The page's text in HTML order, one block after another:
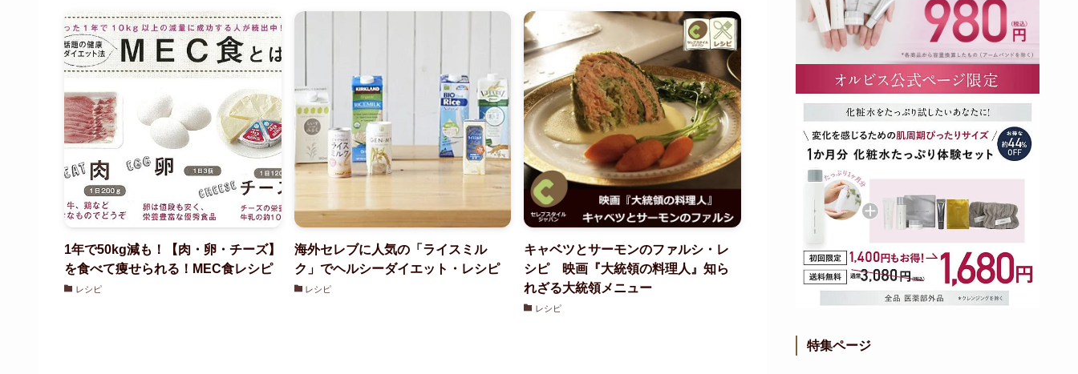
1年で50kg減も！【肉・卵・チーズ】
を食べて痩せられる！MEC食レシピ
レシピ
海外セレブに人気の「ライスミル
ク」でヘルシーダイエット・レシピ
レシピ
キャベツとサーモンのファルシ・レ
シピ 映画『大統領の料理人』知ら
れざる大統領メニュー
レシピ
特集ページ